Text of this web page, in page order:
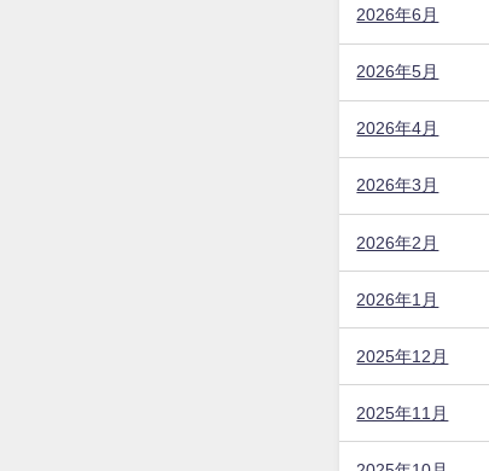
2026年6月
2026年5月
2026年4月
2026年3月
2026年2月
2026年1月
2025年12月
2025年11月